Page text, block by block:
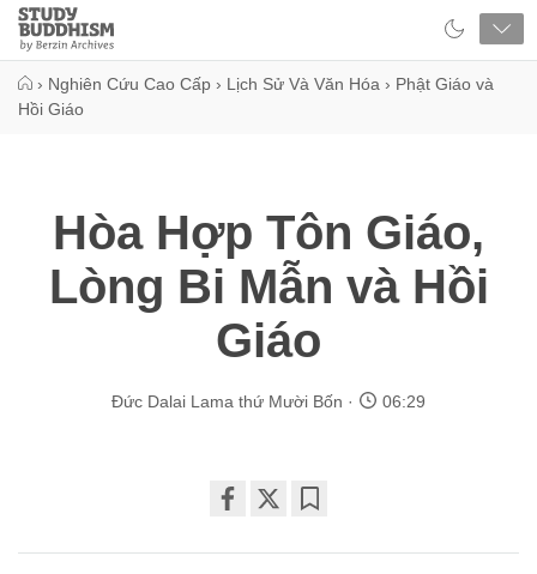
Close
Study
Buddhism
› Nghiên Cứu Cao Cấp › Lịch Sử Và Văn Hóa › Phật Giáo và
Hồi Giáo
Hòa Hợp Tôn Giáo,
Lòng Bi Mẫn và Hồi
Giáo
Đức Dalai Lama thứ Mười Bốn 06:29
on